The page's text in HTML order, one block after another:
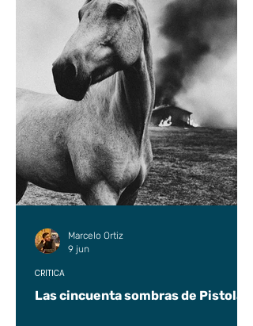
Las cincuenta sombras de Pistolas
CRÍTICA
Marcelo Ortiz
9 jun